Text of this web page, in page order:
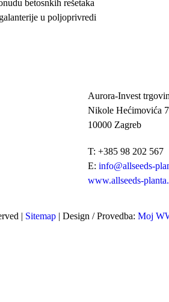
betosnkih rešetaka
u poljoprivredi
Aurora-Invest
Nikole Hećimovića 7
10000 Zagreb
T: +385 98 202 567
E: info@allseeds-
www.allseeds-
| Sitemap | Design / Provedba: Moj